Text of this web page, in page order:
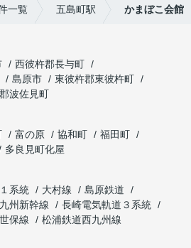
一覧 五島町駅 かまぼこ会館
西彼杵郡長与町
島原市
東彼杵郡東彼杵町
波佐見町
富の原 協和町
福田町
多良見町化屋
系統 大村線
島原鉄道
州新幹線
長崎電気軌道３系統
保線
松浦鉄道西九州線